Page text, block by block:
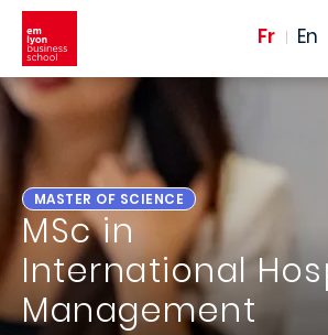
Aller au contenu principal
Fr En
MASTER OF SCIENCE
MSc in
International
Management